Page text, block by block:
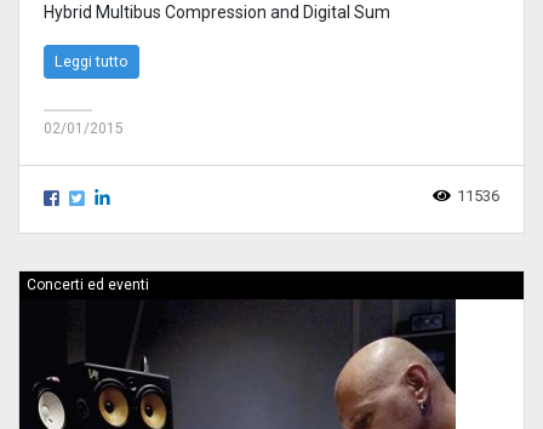
Hybrid Multibus Compression and Digital Sum
Leggi tutto
02/01/2015
11536
Concerti ed eventi